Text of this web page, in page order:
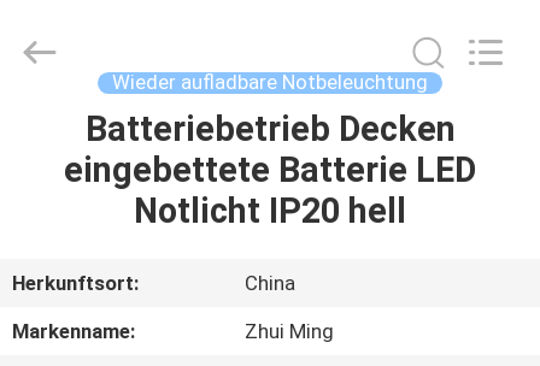
HAUS
PRODUKTE
ÜBER
UNS
Co.,Ltd.
Wieder aufladbare Notbeleuchtung
Batteriebetrieb Decken
eingebettete Batterie LED
Notlicht IP20 hell
Herkunftsort:
China
Markenname:
Zhui Ming